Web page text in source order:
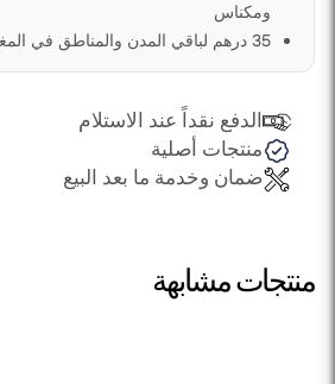
ومكناس
35 درهم لباقي المدن والمناطق في المغرب
الدفع نقداً عند الاستلام
منتجات أصلية
ضمان وخدمة ما بعد البيع
منتجات مشابهة